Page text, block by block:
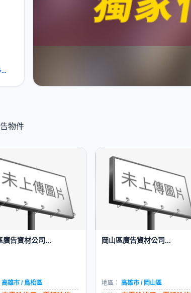
...
物件
廣告資材公司...
高雄市 / 鳥松區
岡山區廣告資材公司...
地區：
高雄市 / 岡山區